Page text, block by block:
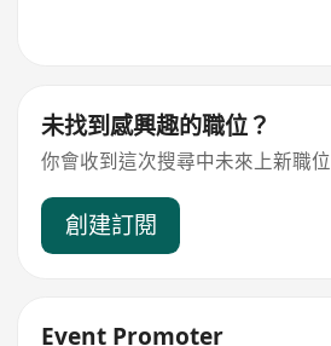
未找到感興趣的職位？
你會收到這次搜尋中未來上新職
創建訂閱
Event Promoter